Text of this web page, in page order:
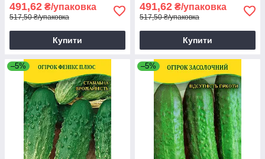
491,62 ₴/упаковка
517,50 ₴/упаковка
Купити
491,62 ₴/упаковка
517,50 ₴/упаковка
Купити
–5% –5%